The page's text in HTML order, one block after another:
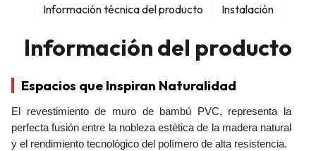
Información del producto
Espacios que Inspiran Naturalidad
El revestimiento de muro de bambú PVC, representa la
perfecta fusión entre la nobleza estética de la madera natural
y el rendimiento tecnológico del polímero de alta resistencia.
Información técnica del producto
Instalación